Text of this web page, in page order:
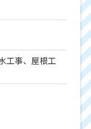
工事、屋根工